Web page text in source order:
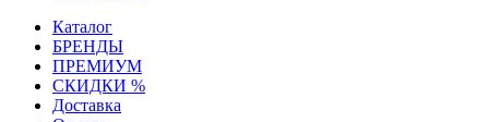
Каталог
БРЕНДЫ
ПРЕМИУМ
СКИДКИ %
Доставка